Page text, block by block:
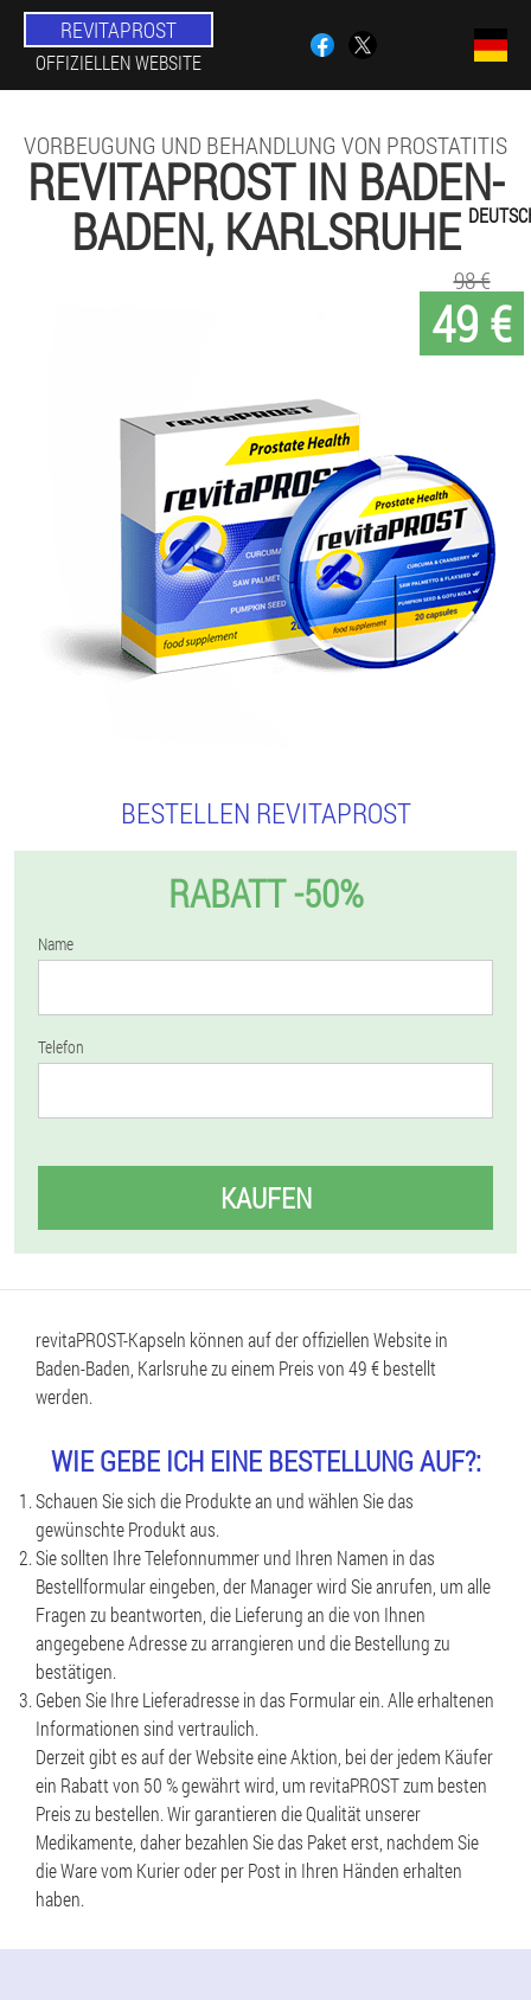
REVITAPROST
OFFIZIELLEN WEBSITE
VORBEUGUNG UND BEHANDLUNG VON PROSTATITIS
REVITAPROST IN BADEN-
BADEN, KARLSRUHE
49 €
98 €
BESTELLEN REVITAPROST
RABATT -50%
Name
Telefon
KAUFEN
revitaPROST-Kapseln können auf der offiziellen Website in
Baden-Baden, Karlsruhe zu einem Preis von 49 € bestellt
werden.
WIE GEBE ICH EINE BESTELLUNG AUF?:
Schauen Sie sich die Produkte an und wählen Sie das
gewünschte Produkt aus.
Sie sollten Ihre Telefonnummer und Ihren Namen in das
Bestellformular eingeben, der Manager wird Sie anrufen, um alle
Fragen zu beantworten, die Lieferung an die von Ihnen
angegebene Adresse zu arrangieren und die Bestellung zu
bestätigen.
Geben Sie Ihre Lieferadresse in das Formular ein. Alle erhaltenen
Informationen sind vertraulich.
Derzeit gibt es auf der Website eine Aktion, bei der jedem Käufer
ein Rabatt von 50 % gewährt wird, um revitaPROST zum besten
Preis zu bestellen. Wir garantieren die Qualität unserer
Medikamente, daher bezahlen Sie das Paket erst, nachdem Sie
die Ware vom Kurier oder per Post in Ihren Händen erhalten
haben.